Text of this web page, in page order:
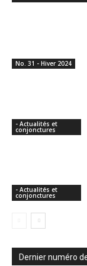
No. 31 - Hiver 2024
- Actualités et
conjonctures
- Actualités et
conjonctures
Dernier numéro